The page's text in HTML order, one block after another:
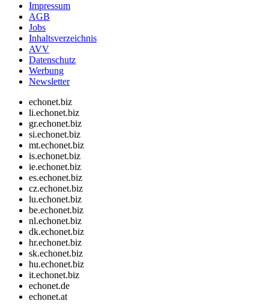
Impressum
AGB
Jobs
Inhaltsverzeichnis
AVV
Datenschutz
Werbung
Newsletter
echonet.biz
li.echonet.biz
gr.echonet.biz
si.echonet.biz
mt.echonet.biz
is.echonet.biz
ie.echonet.biz
es.echonet.biz
cz.echonet.biz
lu.echonet.biz
be.echonet.biz
nl.echonet.biz
dk.echonet.biz
hr.echonet.biz
sk.echonet.biz
hu.echonet.biz
it.echonet.biz
echonet.de
echonet.at